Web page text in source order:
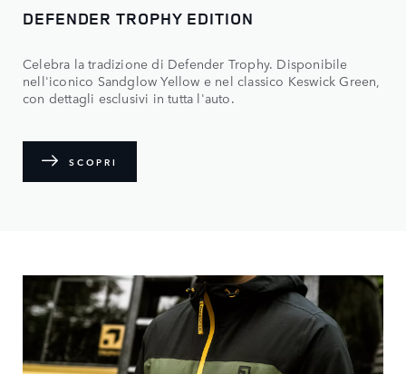
DEFENDER TROPHY EDITION
Celebra la tradizione di Defender Trophy. Disponibile
nell'iconico Sandglow Yellow e nel classico Keswick Green,
con dettagli esclusivi in tutta l'auto.
SCOPRI